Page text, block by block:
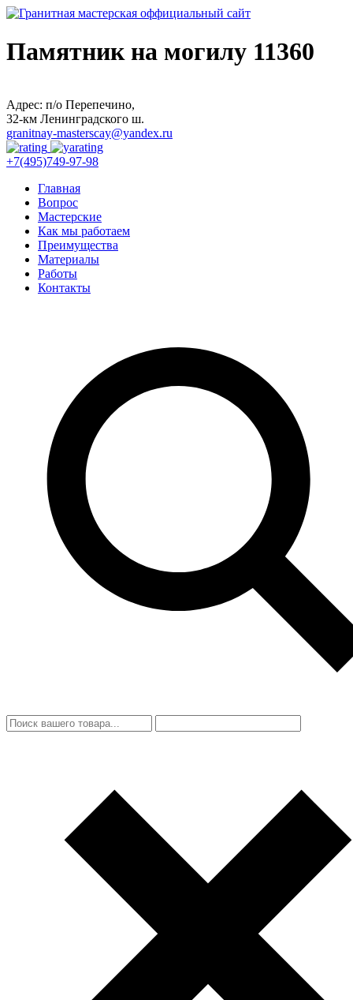
Памятник на могилу 11360
Адрес: п/о Перепечино,
32-км Ленинградского ш.
granitnay-masterscay@yandex.ru
+7(495)749-97-98
Главная
Вопрос
Мастерские
Как мы работаем
Преимущества
Материалы
Работы
Контакты